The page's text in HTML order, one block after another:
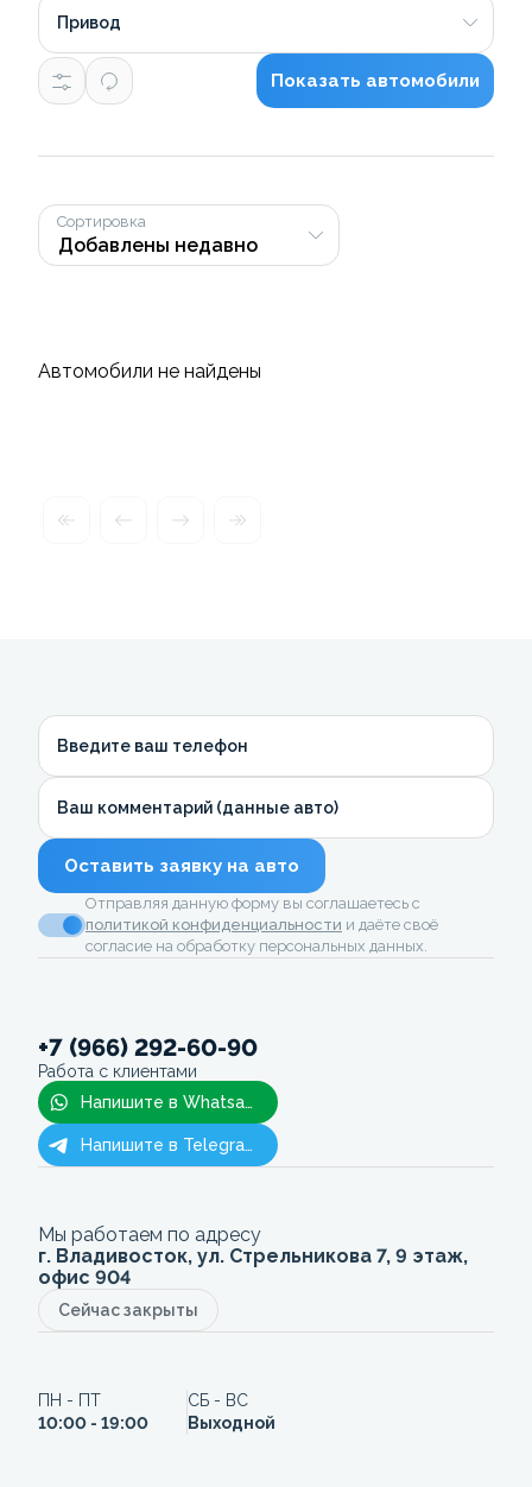
Привод
Показать автомобили
Сортировка
Автомобили не найдены
Введите ваш телефон
Ваш комментарий (данные авто)
Оставить заявку на авто
Отправляя данную форму вы соглашаетесь с
политикой конфиденциальности и даёте своё
согласие на обработку персональных данных.
+7 (966) 292-60-90
Работа с клиентами
Напишите в Whatsapp
Напишите в Telegram
Мы работаем по адресу
г. Владивосток, ул. Стрельникова 7, 9 этаж,
офис 904
Сейчас закрыты
ПН - ПТ
10:00 - 19:00
СБ - ВС
Выходной